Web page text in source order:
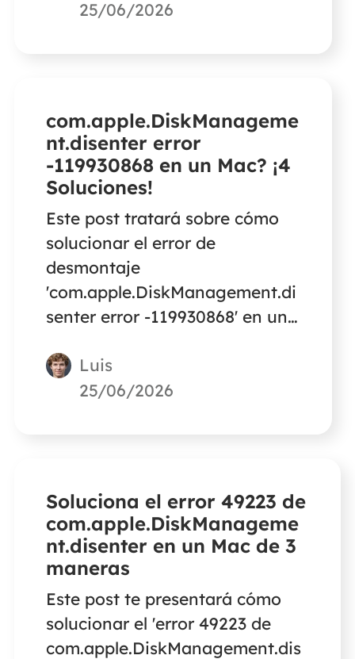
te des cuenta de que no
25/06/2026
com.apple.DiskManageme
nt.disenter error
-119930868 en un Mac? ¡4
Soluciones!
Este post tratará sobre cómo
solucionar el error de
desmontaje
'com.apple.DiskManagement.di
senter error -119930868' en un
Luis
25/06/2026
Soluciona el error 49223 de
com.apple.DiskManageme
nt.disenter en un Mac de 3
maneras
Este post te presentará cómo
solucionar el 'error 49223 de
com.apple.DiskManagement.dis